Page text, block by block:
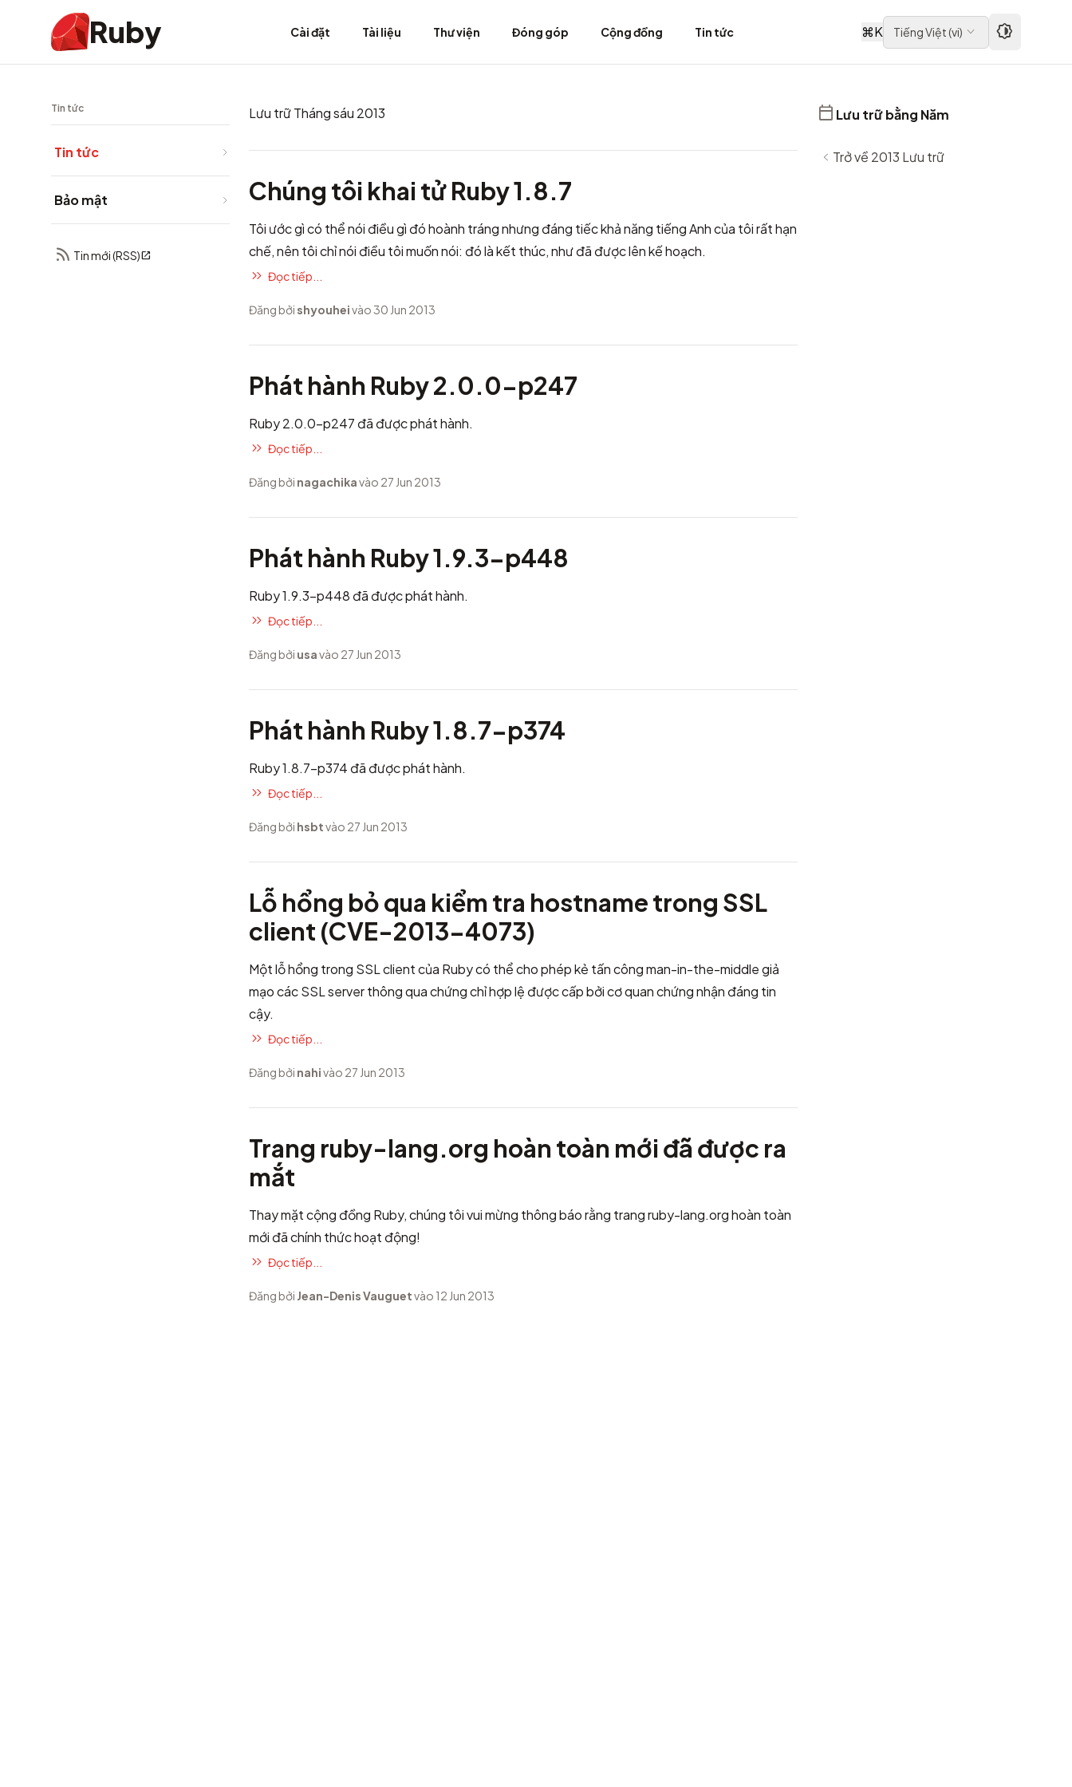
Ruby Cài đặt Tài liệu Thư viện Đóng góp Cộng đồng Tin tức ⌘K Tiếng Việt(vi)
Tin tức
Tin tức
Bảo mật
Tin mới (RSS)
Lưu trữ Tháng sáu 2013
Chúng tôi khai tử Ruby 1.8.7
Tôi ước gì có thể nói điều gì đó hoành tráng nhưng đáng tiếc khả năng tiếng Anh của tôi rất hạn
chế, nên tôi chỉ nói điều tôi muốn nói: đó là kết thúc,như đã được lên kế hoạch.
Đọc tiếp...
Đăng bởi shyouheivào 30 Jun 2013
Phát hành Ruby 2.0.0-p247
Ruby 2.0.0-p247 đã được phát hành.
Đọc tiếp...
Đăng bởi nagachikavào 27 Jun 2013
Phát hành Ruby 1.9.3-p448
Ruby 1.9.3-p448 đã được phát hành.
Đọc tiếp...
Đăng bởi usavào 27 Jun 2013
Phát hành Ruby 1.8.7-p374
Ruby 1.8.7-p374 đã được phát hành.
Đọc tiếp...
Đăng bởi hsbtvào 27 Jun 2013
Lỗ hổng bỏ qua kiểm tra hostname trong SSL
client (CVE-2013-4073)
Một lỗ hổng trong SSL client của Ruby có thể cho phép kẻ tấn công man-in-the-middle giả
mạo các SSL server thông qua chứng chỉ hợp lệ được cấp bởi cơ quan chứng nhận đáng tin
cậy.
Đọc tiếp...
Đăng bởi nahivào 27 Jun 2013
Trang ruby-lang.org hoàn toàn mới đã được ra
mắt
Thay mặt cộng đồng Ruby, chúng tôi vui mừng thông báo rằng trang ruby-lang.org hoàn toàn
mới đã chính thức hoạt động!
Đọc tiếp...
Đăng bởi Jean-Denis Vauguetvào 12 Jun 2013
Lưu trữ bằng Năm
Trở về 2013 Lưu trữ